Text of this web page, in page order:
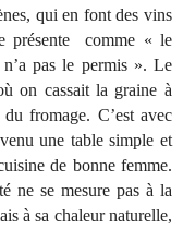
qui en font des vins
présente comme « le
pas le permis ». Le
on cassait la graine à
fromage. C’est avec
une table simple et
de bonne femme.
ne se mesure pas à la
à sa chaleur naturelle,